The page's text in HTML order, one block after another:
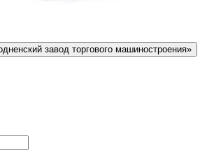
завод торгового машиностроения»